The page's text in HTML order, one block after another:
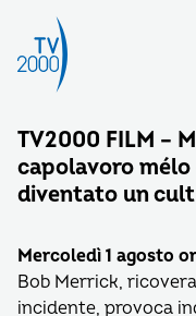
TV2000 FILM –
capolavoro mélo
diventato un
Mercoledì 1 agosto
Bob Merrick,
incidente, provoca